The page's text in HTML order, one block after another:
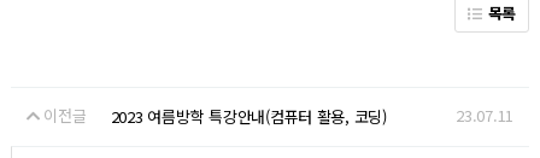
목록
이전글 2023 여름방학 특강안내(컴퓨터 활용, 코딩) 23.07.11